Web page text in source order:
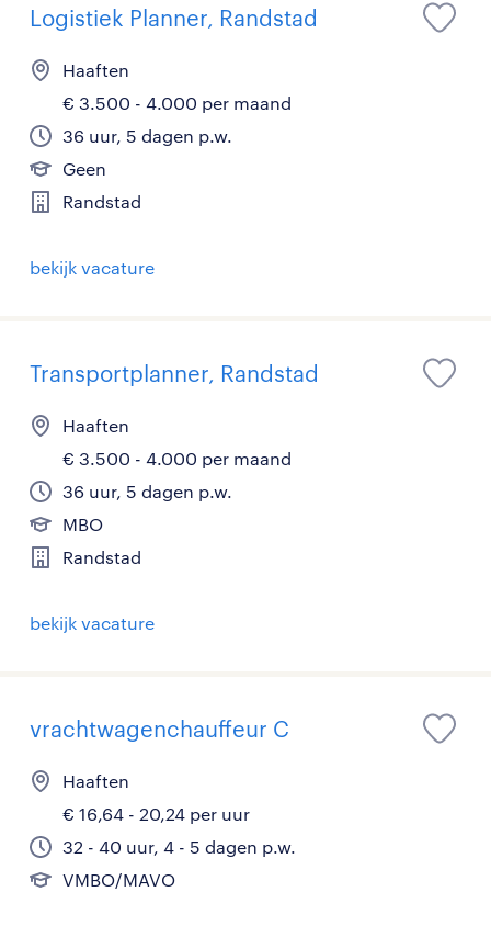
Logistiek Planner, Randstad
Haaften
€ 3.500 - 4.000 per maand
36 uur, 5 dagen p.w.
Geen
Randstad
bekijk vacature
Transportplanner, Randstad
Haaften
€ 3.500 - 4.000 per maand
36 uur, 5 dagen p.w.
MBO
Randstad
bekijk vacature
vrachtwagenchauffeur C
Haaften
€ 16,64 - 20,24 per uur
32 - 40 uur, 4 - 5 dagen p.w.
VMBO/MAVO